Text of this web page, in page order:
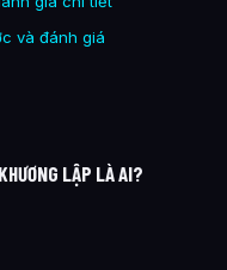
và đánh giá
LẬP LÀ AI?